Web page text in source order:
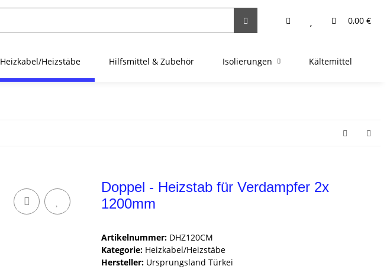
0,00 €
Heizkabel/Heizstäbe Hilfsmittel & Zubehör Isolierungen Kältemittel
Doppel - Heizstab für Verdampfer 2x
1200mm
Artikelnummer: DHZ120CM
Kategorie: Heizkabel/Heizstäbe
Hersteller: Ursprungsland Türkei